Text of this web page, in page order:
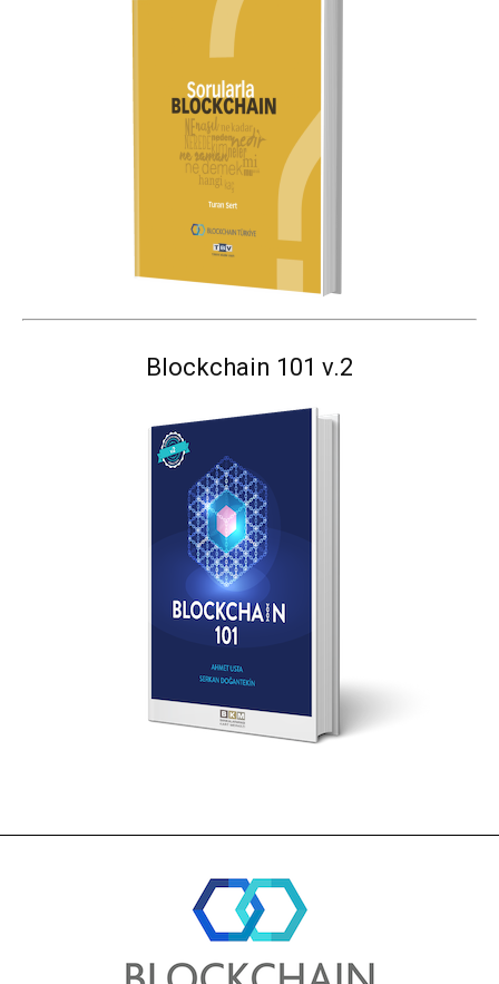
Blockchain 101 v.2